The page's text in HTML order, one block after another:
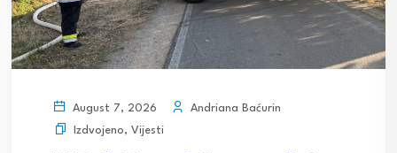
August 7, 2026
Andriana Baćurin
Izdvojeno, Vijesti